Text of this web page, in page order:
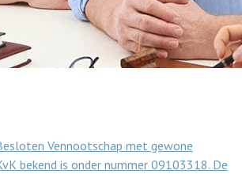
Vennootschap met gewone
bekend is onder nummer 09103318. De